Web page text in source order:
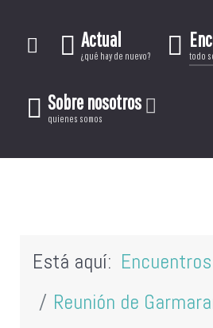
Actual
¿qué hay de nuevo? todo
Sobre nosotros
quienes somos
Está aquí: Encuentros
Reunión de